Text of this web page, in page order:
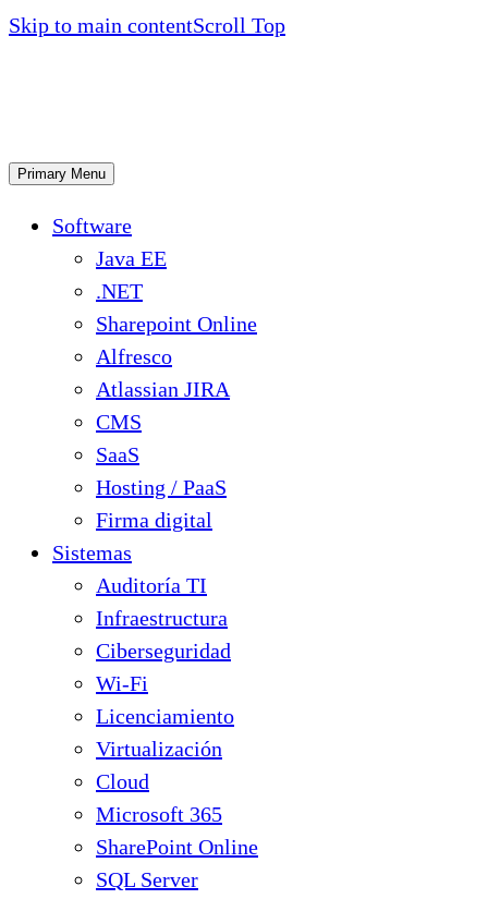
Skip to main contentScroll Top
Primary Menu
Software
Java EE
.NET
Sharepoint Online
Alfresco
Atlassian JIRA
CMS
SaaS
Hosting / PaaS
Firma digital
Sistemas
Auditoría TI
Infraestructura
Ciberseguridad
Wi-Fi
Licenciamiento
Virtualización
Cloud
Microsoft 365
SharePoint Online
SQL Server